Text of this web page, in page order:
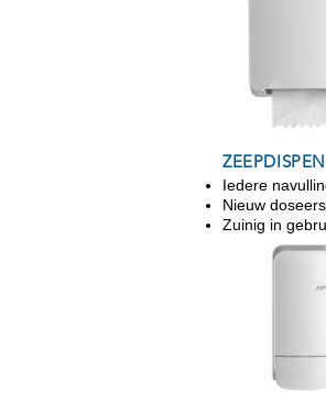
Iedere
Nieuw
Zuinig in